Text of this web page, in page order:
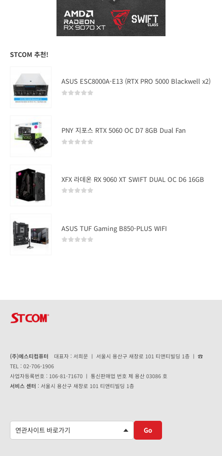
STCOM 추천!
ASUS ESC8000A-E13 (RTX PRO 5000 Blackwell x2)
PNY 지포스 RTX 5060 OC D7 8GB Dual Fan
XFX 라데온 RX 9060 XT SWIFT DUAL OC D6 16GB
ASUS TUF Gaming B850-PLUS WIFI
(주)에스티컴퓨터 대표자 : 서희문 ㅣ 서울시 용산구 새창로 101 티앤티빌딩 1층 ㅣ ☎
TEL : 02-706-1906
사업자등록번호 : 106-81-71670 ㅣ 통신판매업 번호 제 용산 03086 호
서비스 센터 : 서울시 용산구 새창로 101 티앤티빌딩 1층
Go